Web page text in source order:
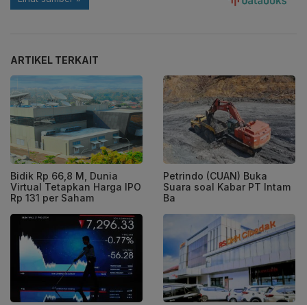
ARTIKEL TERKAIT
Bidik Rp 66,8 M, Dunia
Virtual Tetapkan Harga IPO
Rp 131 per Saham
Petrindo (CUAN) Buka
Suara soal Kabar PT Intam
Ba